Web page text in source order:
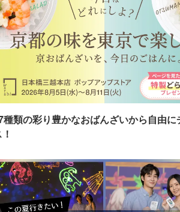
種類の彩り豊かなおばんざいから自由に